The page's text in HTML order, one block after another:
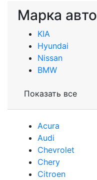
Марка авто
KIA
Hyundai
Nissan
BMW
Показать все
Acura
Audi
Сhevrolet
Chery
Сitroen